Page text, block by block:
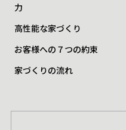
力
高性能な家づくり
お客様への７つの約束
家づくりの流れ